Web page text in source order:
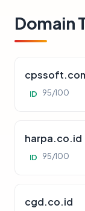
Domain
ID 95/100
harpa.co.id
ID 95/100
cgd.co.id